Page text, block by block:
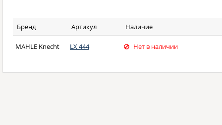
Бренд Артикул Наличие
MAHLE Knecht LX 444 Нет в наличии